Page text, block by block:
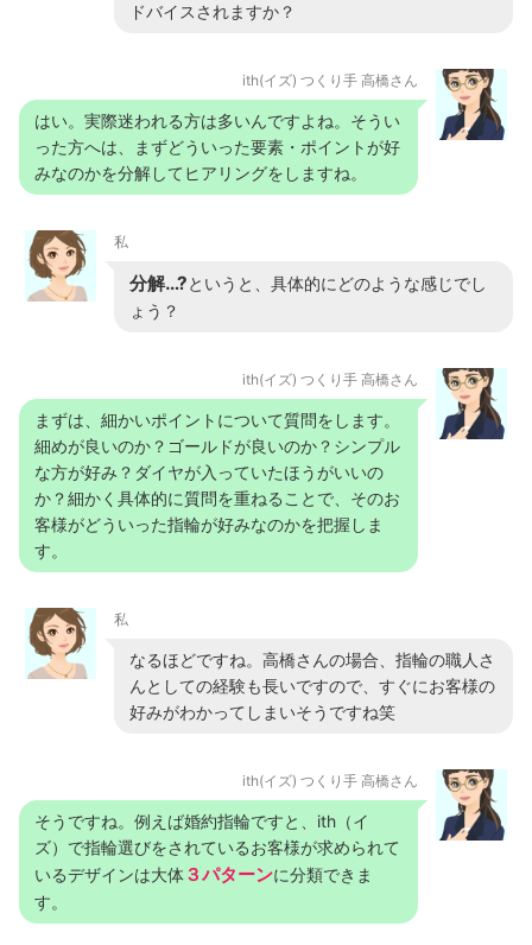
ドバイスされますか？
ith(イズ) つくり手 高橋さん
はい。実際迷われる方は多いんですよね。そうい
った方へは、まずどういった要素・ポイントが好
みなのかを分解してヒアリングをしますね。
私
分解…?というと、具体的にどのような感じでし
ょう？
ith(イズ) つくり手 高橋さん
まずは、細かいポイントについて質問をします。
細めが良いのか？ゴールドが良いのか？シンプル
な方が好み？ダイヤが入っていたほうがいいの
か？細かく具体的に質問を重ねることで、そのお
客様がどういった指輪が好みなのかを把握しま
す。
私
なるほどですね。高橋さんの場合、指輪の職人さ
んとしての経験も長いですので、すぐにお客様の
好みがわかってしまいそうですね笑
ith(イズ) つくり手 高橋さん
そうですね。例えば婚約指輪ですと、ith（イ
ズ）で指輪選びをされているお客様が求められて
いるデザインは大体３パターンに分類できま
す。